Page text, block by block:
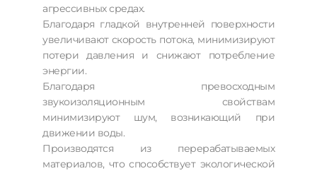
агрессивных средах.
Благодаря гладкой внутренней поверхности
увеличивают скорость потока, минимизируют
потери давления и снижают потребление
энергии.
Благодаря превосходным
звукоизоляционным свойствам
минимизируют шум, возникающий при
движении воды.
Производятся из перерабатываемых
материалов, что способствует экологической